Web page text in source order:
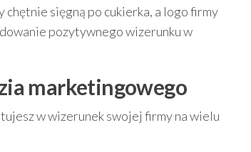
sięgną po cukierka, a logo firmy
pozytywnego wizerunku w
marketingowego
w wizerunek swojej firmy na wielu